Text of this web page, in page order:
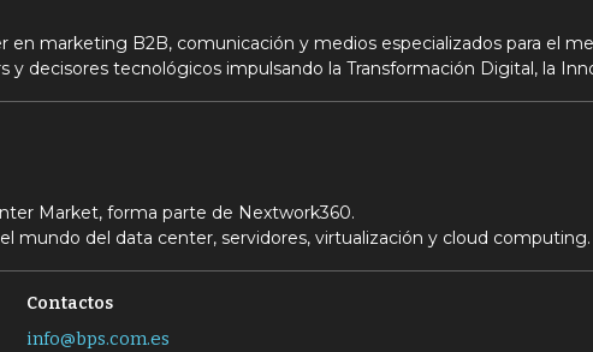
en marketing B2B, comunicación y medios especializados para el
decisores tecnológicos impulsando la Transformación Digital, la
Market, forma parte de Nextwork360.
mundo del data center, servidores, virtualización y cloud computing.
Contactos
info@bps.com.es